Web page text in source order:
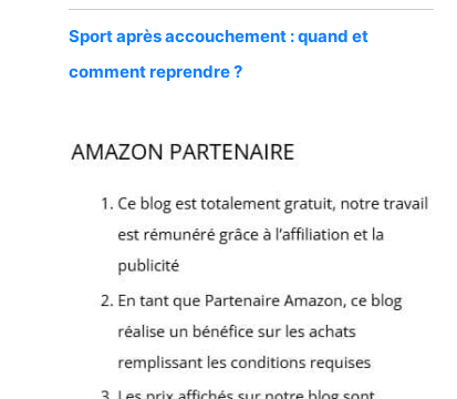
Sport après accouchement : quand et
comment reprendre ?